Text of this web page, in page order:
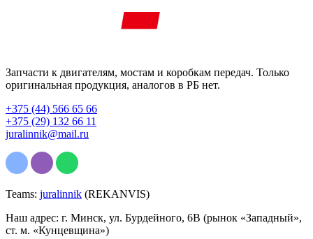
Запчасти к двигателям, мостам и коробкам передач. Только
оригинальная продукция, аналогов в РБ нет.
+375 (44) 566 65 66
+375 (29) 132 66 11
juralinnik@mail.ru
Teams: juralinnik (REKANVIS)
Наш адрес: г. Минск, ул. Бурдейного, 6В (рынок «Западный»,
ст. м. «Кунцевщина»)